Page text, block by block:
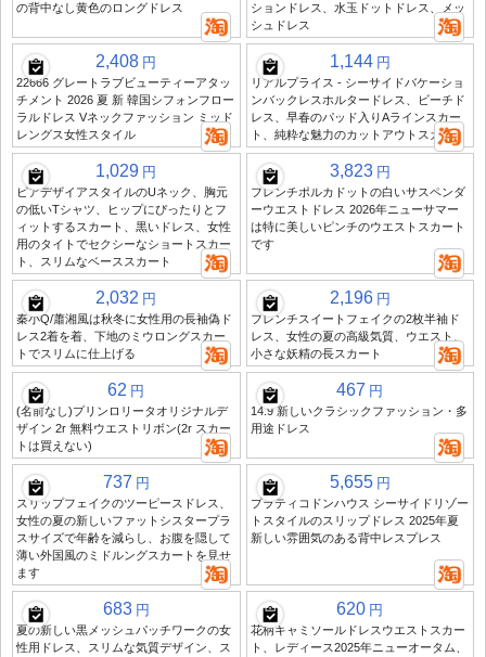
の背中なし黄色のロングドレス
ションドレス、水玉ドットドレス、メッ
シュドレス
2,408 円
22666 グレートラブビューティーアタッ
チメント 2026 夏 新 韓国シフォンフロー
ラルドレス Vネックファッション ミッド
レングス女性スタイル
1,144 円
リアルプライス - シーサイドバケーショ
ンバックレスホルタードレス、ビーチド
レス、早春のパッド入りAラインスカー
ト、純粋な魅力のカットアウトスカート
1,029 円
ピアデザイアスタイルのUネック、胸元
の低いTシャツ、ヒップにぴったりとフ
ィットするスカート、黒いドレス、女性
用のタイトでセクシーなショートスカー
ト、スリムなベーススカート
3,823 円
フレンチポルカドットの白いサスペンダ
ーウエストドレス 2026年ニューサマー
は特に美しいピンチのウエストスカート
です
2,032 円
秦小Q/蕭湘風は秋冬に女性用の長袖偽ド
レス2着を着、下地のミウロングスカー
トでスリムに仕上げる
2,196 円
フレンチスイートフェイクの2枚半袖ド
レス、女性の夏の高級気質、ウエスト、
小さな妖精の長スカート
62 円
(名前なし)プリンロリータオリジナルデ
ザイン 2r 無料ウエストリボン(2r スカー
トは買えない)
467 円
14.9 新しいクラシックファッション・多
用途ドレス
737 円
スリップフェイクのツーピースドレス、
女性の夏の新しいファットシスタープラ
スサイズで年齢を減らし、お腹を隠して
薄い外国風のミドルングスカートを見せ
ます
5,655 円
プラティコドンハウス シーサイドリゾー
トスタイルのスリップドレス 2025年夏
新しい雰囲気のある背中レスプレス
683 円
夏の新しい黒メッシュパッチワークの女
性用ドレス、スリムな気質デザイン、ス
620 円
花柄キャミソールドレスウエストスカー
ト、レディース2025年ニューオータム、